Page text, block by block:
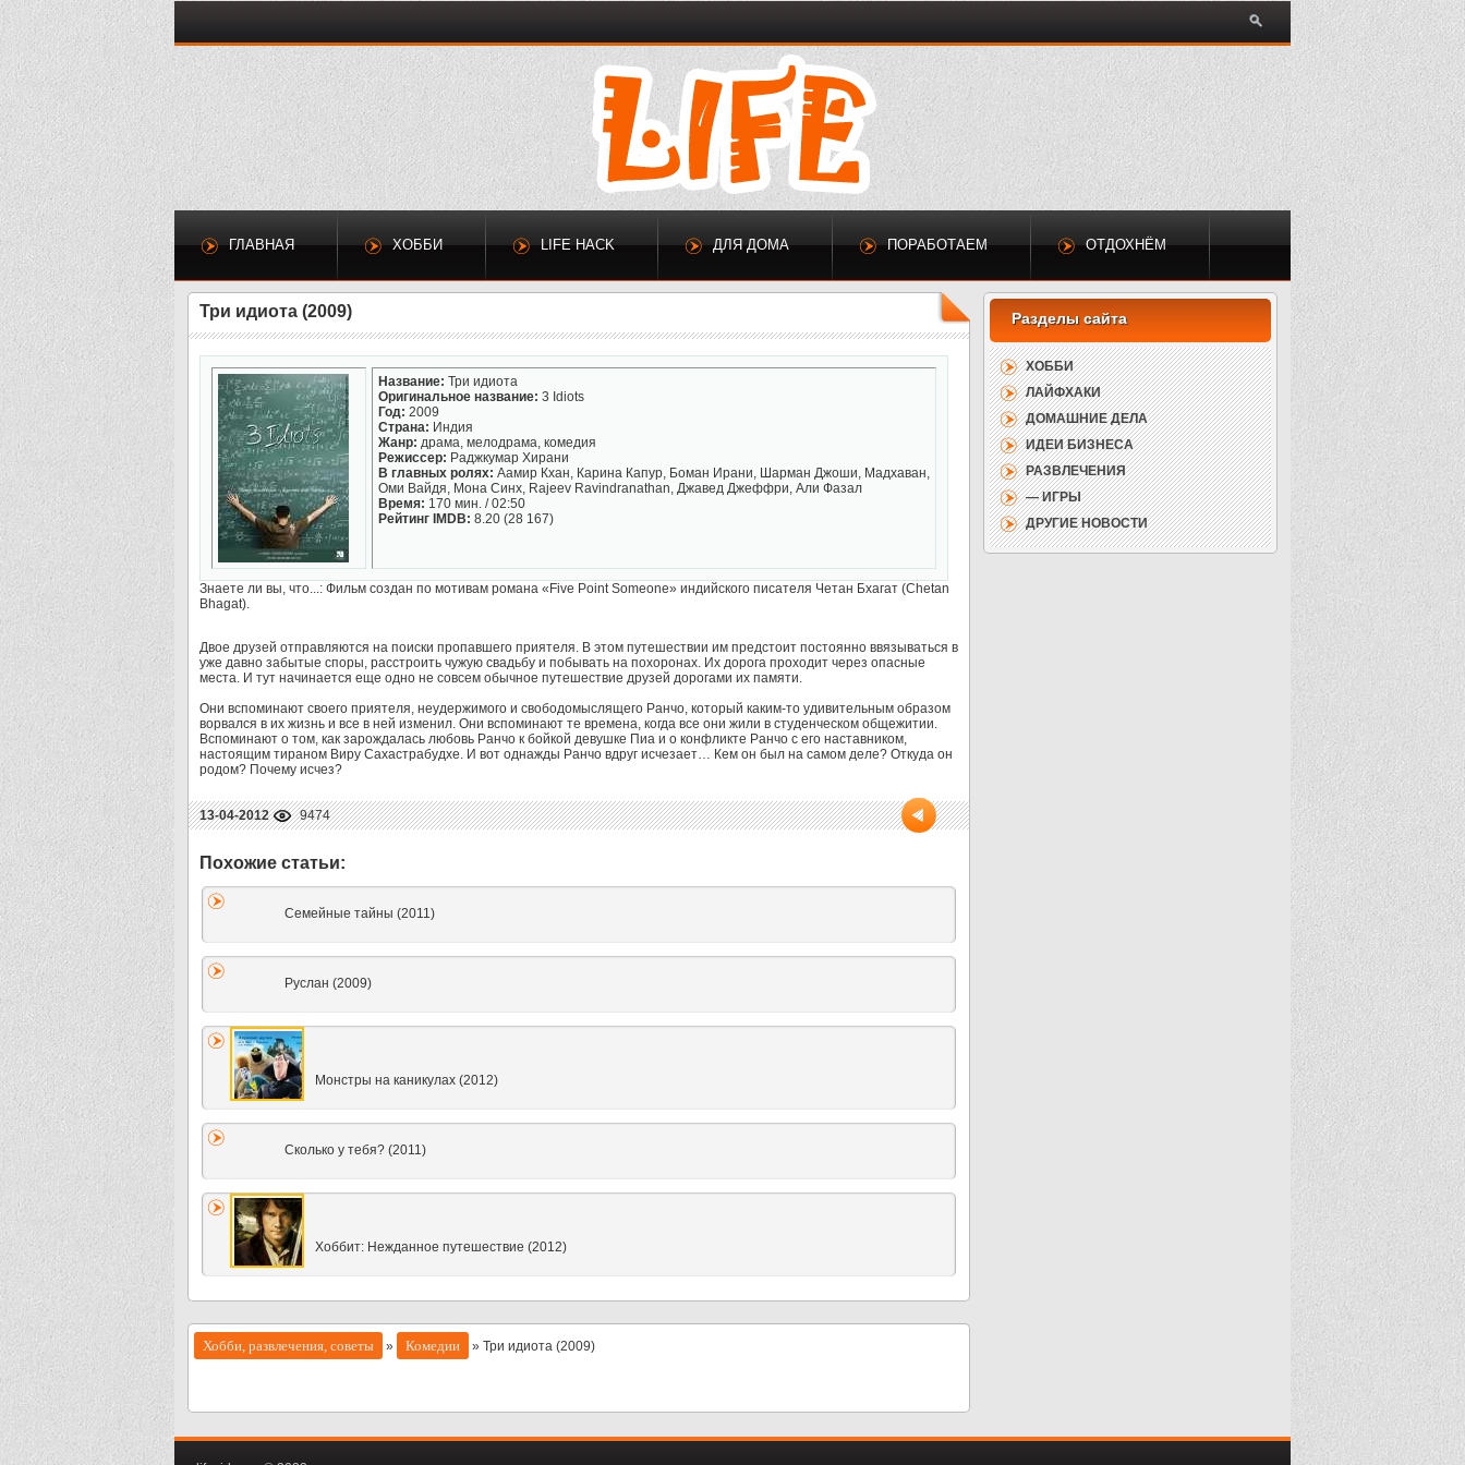
ГЛАВНАЯ ХОББИ LIFE HACK ДЛЯ ДОМА ПОРАБОТАЕМ ОТДОХНЁМ
Три идиота (2009)
Название: Три идиота
Оригинальное название: 3 Idiots
Год: 2009
Страна: Индия
Жанр: драма, мелодрама, комедия
Режиссер: Раджкумар Хирани
В главных ролях: Аамир Кхан, Карина Капур, Боман Ирани, Шарман Джоши, Мадхаван,
Оми Вайдя, Мона Синх, Rajeev Ravindranathan, Джавед Джеффри, Али Фазал
Время: 170 мин. / 02:50
Рейтинг IMDB: 8.20 (28 167)
Знаете ли вы, что...: Фильм создан по мотивам романа «Five Point Someone» индийского писателя Четан Бхагат (Chetan
Bhagat).
Двое друзей отправляются на поиски пропавшего приятеля. В этом путешествии им предстоит постоянно ввязываться в
уже давно забытые споры, расстроить чужую свадьбу и побывать на похоронах. Их дорога проходит через опасные
места. И тут начинается еще одно не совсем обычное путешествие друзей дорогами их памяти.
Они вспоминают своего приятеля, неудержимого и свободомыслящего Ранчо, который каким-то удивительным образом
ворвался в их жизнь и все в ней изменил. Они вспоминают те времена, когда все они жили в студенческом общежитии.
Вспоминают о том, как зарождалась любовь Ранчо к бойкой девушке Пиа и о конфликте Ранчо с его наставником,
настоящим тираном Виру Сахастрабудхе. И вот однажды Ранчо вдруг исчезает… Кем он был на самом деле? Откуда он
родом? Почему исчез?
13-04-2012 9474
Семейные тайны (2011)
Руслан (2009)
Монстры на каникулах (2012)
Сколько у тебя? (2011)
Хоббит: Нежданное путешествие (2012)
Хобби, развлечения, советы » Комедии » Три идиота (2009)
ХОББИ
ЛАЙФХАКИ
ДОМАШНИЕ ДЕЛА
ИДЕИ БИЗНЕСА
РАЗВЛЕЧЕНИЯ
— ИГРЫ
ДРУГИЕ НОВОСТИ